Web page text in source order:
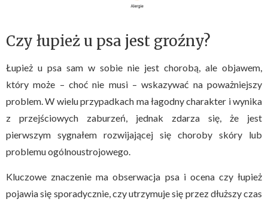
Czy łupież u psa jest groźny?
Łupież u psa sam w sobie nie jest chorobą, ale objawem,
który może – choć nie musi – wskazywać na poważniejszy
problem. W wielu przypadkach ma łagodny charakter i wynika
z przejściowych zaburzeń, jednak zdarza się, że jest
pierwszym sygnałem rozwijającej się choroby skóry lub
problemu ogólnoustrojowego.
Kluczowe znaczenie ma obserwacja psa i ocena czy łupież
pojawia się sporadycznie, czy utrzymuje się przez dłuższy czas